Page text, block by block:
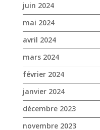
juin 2024
mai 2024
avril 2024
mars 2024
février 2024
janvier 2024
décembre 2023
novembre 2023